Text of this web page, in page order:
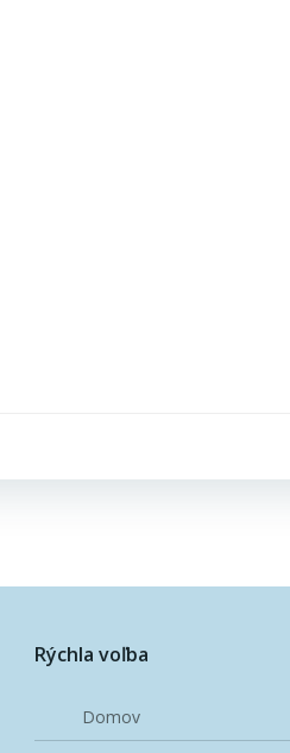
Rýchla voľba
Domov